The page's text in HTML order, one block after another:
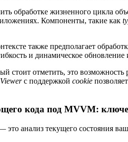
обработке жизненного цикла
Компоненты, такие как
также предполагает
и динамическое
стоит отметить, это
с поддержкой cookie
кода под MVVM:
это анализ текущего состояния